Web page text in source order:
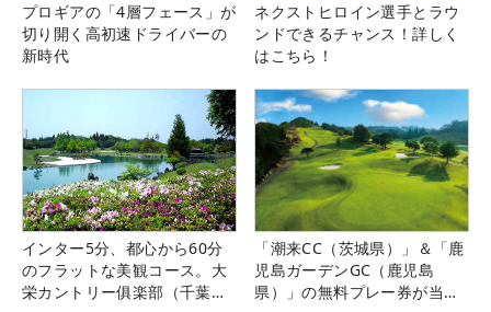
プロギアの「4層フェース」が
切り開く高初速ドライバーの
新時代
ネクストヒロイン選手とラウ
ンドできるチャンス！詳しく
はこちら！
インター5分、都心から60分
のフラットな美観コース。大
栄カントリー俱楽部（千葉
「潮来CC（茨城県）」＆「鹿
児島ガーデンGC（鹿児島
県）」の無料プレー券が当た